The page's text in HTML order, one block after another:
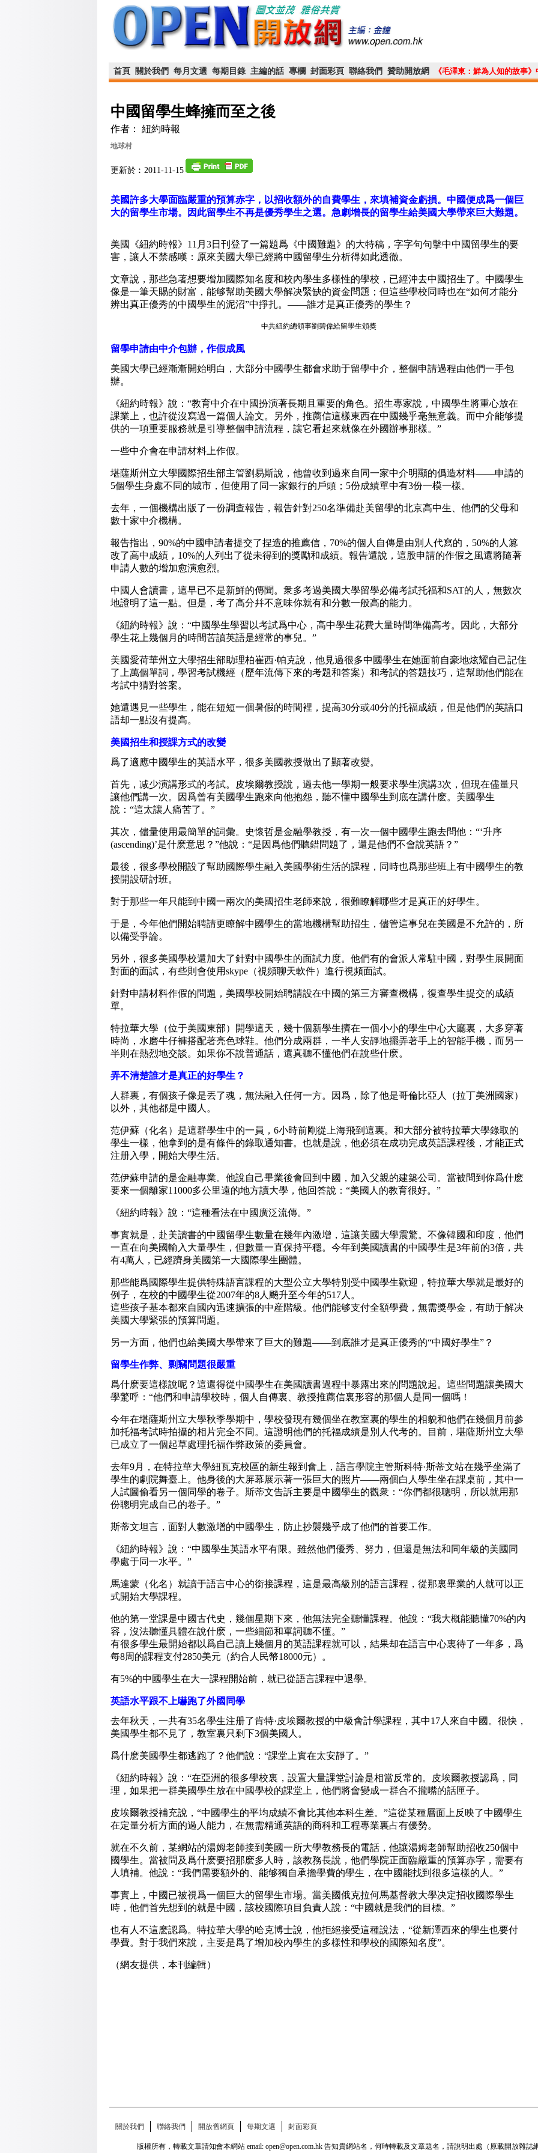
首頁 關於我們 每月文選 每期目錄 主編的話 專欄 封面彩頁 聯絡我們 贊助開放網 《毛澤東：鮮為人知的故事
中國留學生蜂擁而至之後
作者： 紐約時報
地球村
更新於︰2011-11-15
美國許多大學面臨嚴重的預算赤字，以招收額外的自費學生，來填補資金虧損。中國便成爲一個巨
大的留學生市場。因此留學生不再是優秀學生之選。急劇增長的留學生給美國大學帶來巨大難題。
美國《紐約時報》11月3日刊登了一篇題爲《中國難題》的大特稿，字字句句擊中中國留學生的要
害，讓人不禁感嘆：原來美國大學已經將中國留學生分析得如此透徹。
文章說，那些急著想要增加國際知名度和校內學生多樣性的學校，已經沖去中國招生了。中國學生
像是一筆天賜的財富，能够幫助美國大學解决緊缺的資金問題；但這些學校同時也在“如何才能分
辨出真正優秀的中國學生的泥沼”中掙扎。——誰才是真正優秀的學生？
中共紐約總領事劉碧偉給留學生頒獎
留學申請由中介包辦，作假成風
美國大學已經漸漸開始明白，大部分中國學生都會求助于留學中介，整個申請過程由他們一手包
辦。
《紐約時報》說：“教育中介在中國扮演著長期且重要的角色。招生專家說，中國學生將重心放在
課業上，也許從沒寫過一篇個人論文。另外，推薦信這樣東西在中國幾乎毫無意義。而中介能够提
供的一項重要服務就是引導整個申請流程，讓它看起來就像在外國辦事那樣。”
一些中介會在申請材料上作假。
堪薩斯州立大學國際招生部主管劉易斯說，他曾收到過來自同一家中介明顯的僞造材料——申請的
5個學生身處不同的城市，但使用了同一家銀行的戶頭；5份成績單中有3份一模一樣。
去年，一個機構出版了一份調查報告，報告針對250名準備赴美留學的北京高中生、他們的父母和
數十家中介機構。
報告指出，90%的中國申請者提交了捏造的推薦信，70%的個人自傳是由別人代寫的，50%的人篡
改了高中成績，10%的人列出了從未得到的獎勵和成績。報告還說，這股申請的作假之風還將隨著
申請人數的增加愈演愈烈。
中國人會讀書，這早已不是新鮮的傳聞。衆多考過美國大學留學必備考試托福和SAT的人，無數次
地證明了這一點。但是，考了高分幷不意味你就有和分數一般高的能力。
《紐約時報》說：“中國學生學習以考試爲中心，高中學生花費大量時間準備高考。因此，大部分
學生花上幾個月的時間苦讀英語是經常的事兒。”
美國愛荷華州立大學招生部助理柏崔西·帕克說，他見過很多中國學生在她面前自豪地炫耀自己記住
了上萬個單詞，學習考試機經（歷年流傳下來的考題和答案）和考試的答題技巧，這幫助他們能在
考試中猜對答案。
她還遇見一些學生，能在短短一個暑假的時間裡，提高30分或40分的托福成績，但是他們的英語口
語却一點沒有提高。
美國招生和授課方式的改變
爲了適應中國學生的英語水平，很多美國教授做出了顯著改變。
首先，减少演講形式的考試。皮埃爾教授說，過去他一學期一般要求學生演講3次，但現在儘量只
讓他們講一次。因爲曾有美國學生跑來向他抱怨，聽不懂中國學生到底在講什麽。美國學生
說：“這太讓人痛苦了。”
其次，儘量使用最簡單的詞彙。史懷哲是金融學教授，有一次一個中國學生跑去問他：“‘升序
(ascending)’是什麽意思？”他說：“是因爲他們聽錯問題了，還是他們不會說英語？”
最後，很多學校開設了幫助國際學生融入美國學術生活的課程，同時也爲那些班上有中國學生的教
授開設研討班。
對于那些一年只能到中國一兩次的美國招生老師來說，很難瞭解哪些才是真正的好學生。
于是，今年他們開始聘請更瞭解中國學生的當地機構幫助招生，儘管這事兒在美國是不允許的，所
以備受爭論。
另外，很多美國學校還加大了針對中國學生的面試力度。他們有的會派人常駐中國，對學生展開面
對面的面試，有些則會使用skype（視頻聊天軟件）進行視頻面試。
針對申請材料作假的問題，美國學校開始聘請設在中國的第三方審查機構，復查學生提交的成績
單。
特拉華大學（位于美國東部）開學這天，幾十個新學生擠在一個小小的學生中心大廳裏，大多穿著
時尚，水磨牛仔褲搭配著亮色球鞋。他們分成兩群，一半人安靜地擺弄著手上的智能手機，而另一
半則在熱烈地交談。如果你不說普通話，還真聽不懂他們在說些什麽。
弄不清楚誰才是真正的好學生？
人群裏，有個孩子像是丟了魂，無法融入任何一方。因爲，除了他是哥倫比亞人（拉丁美洲國家）
以外，其他都是中國人。
范伊蘇（化名）是這群學生中的一員，6小時前剛從上海飛到這裏。和大部分被特拉華大學錄取的
學生一樣，他拿到的是有條件的錄取通知書。也就是說，他必須在成功完成英語課程後，才能正式
注册入學，開始大學生活。
范伊蘇申請的是金融專業。他說自己畢業後會回到中國，加入父親的建築公司。當被問到你爲什麽
要來一個離家11000多公里遠的地方讀大學，他回答說：“美國人的教育很好。”
《紐約時報》說：“這種看法在中國廣泛流傳。”
事實就是，赴美讀書的中國留學生數量在幾年內激增，這讓美國大學震驚。不像韓國和印度，他們
一直在向美國輸入大量學生，但數量一直保持平穩。今年到美國讀書的中國學生是3年前的3倍，共
有4萬人，已經躋身美國第一大國際學生團體。
那些能爲國際學生提供特殊語言課程的大型公立大學特別受中國學生歡迎，特拉華大學就是最好的
例子，在校的中國學生從2007年的8人飈升至今年的517人。
這些孩子基本都來自國內迅速擴張的中産階級。他們能够支付全額學費，無需獎學金，有助于解决
美國大學緊張的預算問題。
另一方面，他們也給美國大學帶來了巨大的難題——到底誰才是真正優秀的“中國好學生”？
留學生作弊、剽竊問題很嚴重
爲什麽要這樣說呢？這還得從中國學生在美國讀書過程中暴露出來的問題說起。這些問題讓美國大
學驚呼：“他們和申請學校時，個人自傳裏、教授推薦信裏形容的那個人是同一個嗎！
今年在堪薩斯州立大學秋季學期中，學校發現有幾個坐在教室裏的學生的相貌和他們在幾個月前參
加托福考試時拍攝的相片完全不同。這證明他們的托福成績是別人代考的。目前，堪薩斯州立大學
已成立了一個起草處理托福作弊政策的委員會。
去年9月，在特拉華大學紐瓦克校區的新生報到會上，語言學院主管斯科特·斯蒂文站在幾乎坐滿了
學生的劇院舞臺上。他身後的大屏幕展示著一張巨大的照片——兩個白人學生坐在課桌前，其中一
人試圖偷看另一個同學的卷子。斯蒂文告訴主要是中國學生的觀衆：“你們都很聰明，所以就用那
份聰明完成自己的卷子。”
斯蒂文坦言，面對人數激增的中國學生，防止抄襲幾乎成了他們的首要工作。
《紐約時報》說：“中國學生英語水平有限。雖然他們優秀、努力，但還是無法和同年級的美國同
學處于同一水平。”
馬達蒙（化名）就讀于語言中心的銜接課程，這是最高級別的語言課程，從那裏畢業的人就可以正
式開始大學課程。
他的第一堂課是中國古代史，幾個星期下來，他無法完全聽懂課程。他說：“我大概能聽懂70%的內
容，沒法聽懂具體在說什麽，一些細節和單詞聽不懂。”
有很多學生最開始都以爲自己讀上幾個月的英語課程就可以，結果却在語言中心裏待了一年多，爲
每8周的課程支付2850美元（約合人民幣18000元）。
有5%的中國學生在大一課程開始前，就已從語言課程中退學。
英語水平跟不上嚇跑了外國同學
去年秋天，一共有35名學生注册了肯特·皮埃爾教授的中級會計學課程，其中17人來自中國。很快，
美國學生都不見了，教室裏只剩下3個美國人。
爲什麽美國學生都逃跑了？他們說：“課堂上實在太安靜了。”
《紐約時報》說：“在亞洲的很多學校裏，設置大量課堂討論是相當反常的。皮埃爾教授認爲，同
理，如果把一群美國學生放在中國學校的課堂上，他們將會變成一群合不攏嘴的話匣子。
皮埃爾教授補充說，“中國學生的平均成績不會比其他本科生差。”這從某種層面上反映了中國學生
在定量分析方面的過人能力，在無需精通英語的商科和工程專業裏占有優勢。
就在不久前，某網站的湯姆老師接到美國一所大學教務長的電話，他讓湯姆老師幫助招收250個中
國學生。當被問及爲什麽要招那麽多人時，該教務長說，他們學院正面臨嚴重的預算赤字，需要有
人填補。他說：“我們需要額外的、能够獨自承擔學費的學生，在中國能找到很多這樣的人。”
事實上，中國已被視爲一個巨大的留學生市場。當美國俄克拉何馬基督教大學决定招收國際學生
時，他們首先想到的就是中國，該校國際項目負責人說：“中國就是我們的目標。”
也有人不這麽認爲。特拉華大學的哈克博士說，他拒絕接受這種說法，“從新澤西來的學生也要付
學費。對于我們來說，主要是爲了增加校內學生的多樣性和學校的國際知名度”。
（網友提供，本刊編輯）
關於我們 聯絡我們 開放舊網頁 每期文選 封面彩頁
版權所有，轉載文章請知會本網站 email: open@open.com.hk 告知貴網站名，何時轉載及文章題名，請說明出處（原載開放雜